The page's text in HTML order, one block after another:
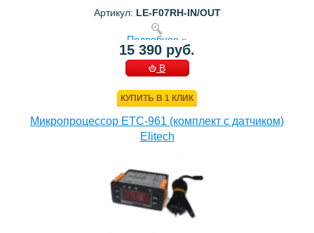
Артикул: LE-F07RH-IN/OUT
Подробнее »
15 390 руб.
В
КУПИТЬ В 1 КЛИК
Микропроцессор ETC-961 (комплект c датчиком)
Elitech